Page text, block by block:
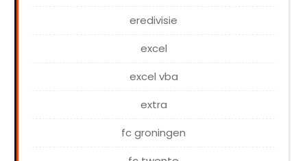
eredivisie
excel
excel vba
extra
fc groningen